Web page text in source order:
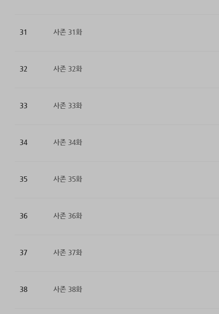
31 사존 31화
32 사존 32화
33 사존 33화
34 사존 34화
35 사존 35화
36 사존 36화
37 사존 37화
38 사존 38화